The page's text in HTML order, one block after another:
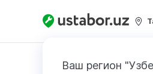
Ваш регион
Главная